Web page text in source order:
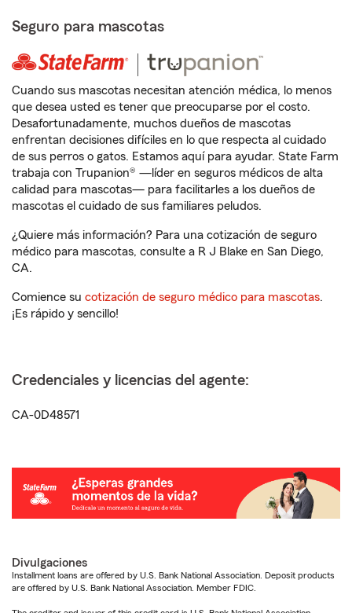
Seguro para mascotas
Cuando sus mascotas necesitan atención médica, lo menos
que desea usted es tener que preocuparse por el costo.
Desafortunadamente, muchos dueños de mascotas
enfrentan decisiones difíciles en lo que respecta al cuidado
de sus perros o gatos. Estamos aquí para ayudar. State Farm
trabaja con Trupanion® —líder en seguros médicos de alta
calidad para mascotas— para facilitarles a los dueños de
mascotas el cuidado de sus familiares peludos.
¿Quiere más información? Para una cotización de seguro
médico para mascotas, consulte a R J Blake en San Diego,
CA.
Comience su cotización de seguro médico para mascotas.
¡Es rápido y sencillo!
Credenciales y licencias del agente:
CA-0D48571
Divulgaciones
Installment loans are offered by U.S. Bank National Association. Deposit products
are offered by U.S. Bank National Association. Member FDIC.